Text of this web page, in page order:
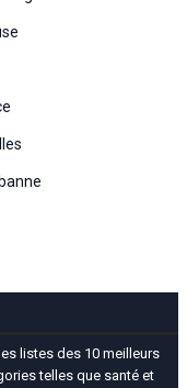
listes des 10 meilleurs
telles que santé et